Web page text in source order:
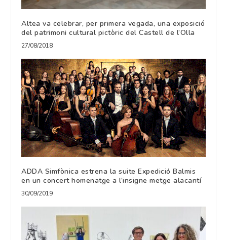
Altea va celebrar, per primera vegada, una exposició
del patrimoni cultural pictòric del Castell de l’Olla
27/08/2018
ADDA Simfònica estrena la suite Expedició Balmis
en un concert homenatge a l’insigne metge alacantí
30/09/2019